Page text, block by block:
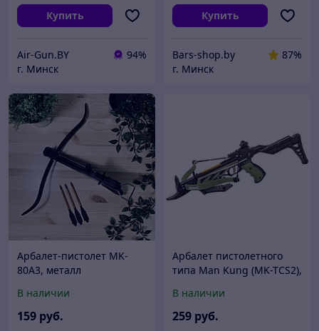
Купить
Air-Gun.BY
94%
г. Минск
Купить
Bars-shop.by
87%
г. Минск
Арбалет-пистолет MK-
80A3, металл
В наличии
159 руб.
Арбалет пистолетного
типа Man Kung (MK-TCS2),
В наличии
259 руб.